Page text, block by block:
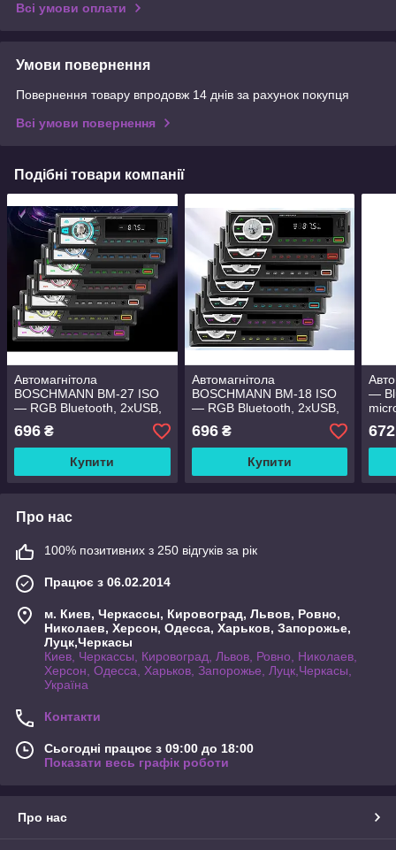
Всі умови оплати
Умови повернення
Повернення товару впродовж 14 днів за рахунок покупця
Всі умови повернення
Подібні товари компанії
Автомагнітола
BOSCHMANN BM-27 ISO
— RGB Bluetooth, 2xUSB,
MP3 Player, FM, microSD,
AUX
696 ₴
Купити
Автомагнітола
BOSCHMANN BM-18 ISO
— RGB Bluetooth, 2xUSB,
MP3 Player, FM, microSD,
AUX
696₴
Купити
—
672
Про нас
100% позитивних з 250 відгуків за рік
Працює з 06.02.2014
м. Киев, Черкассы, Кировоград, Львов, Ровно,
Николаев, Херсон, Одесса, Харьков, Запорожье,
Луцк,Черкасы
Киев, Черкассы, Кировоград, Львов, Ровно, Николаев,
Херсон, Одесса, Харьков, Запорожье, Луцк,Черкасы,
Україна
Контакти
Сьогодні працює з 09:00 до 18:00
Показати весь графік роботи
Про нас